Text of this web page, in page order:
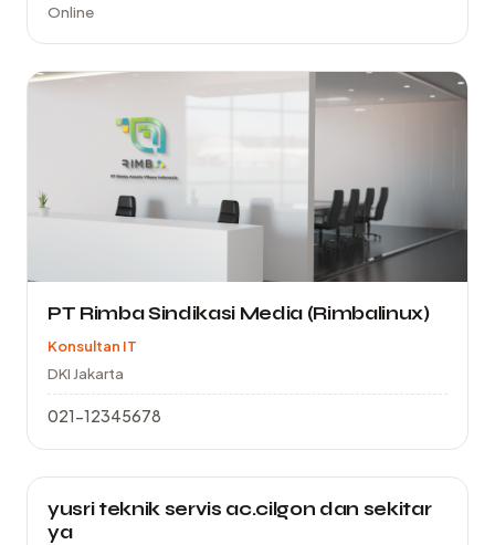
Online
PT Rimba Sindikasi Media (Rimbalinux)
Konsultan IT
DKI Jakarta
021-12345678
yusri teknik servis ac.cilgon dan sekitar
ya